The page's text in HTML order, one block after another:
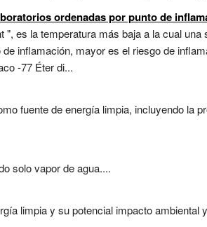
ordenadas por punto de
es la temperatura más baja a la cual
inflamación, mayor es el riesgo de
-77 Éter di...
fuente de energía limpia, incluyendo la
solo vapor de agua....
limpia y su potencial impacto ambiental